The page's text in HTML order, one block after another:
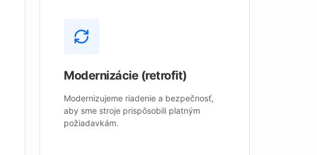
Modernizácie (retrofit)
Modernizujeme riadenie a bezpečnosť,
aby sme stroje prispôsobili platným
požiadavkám.